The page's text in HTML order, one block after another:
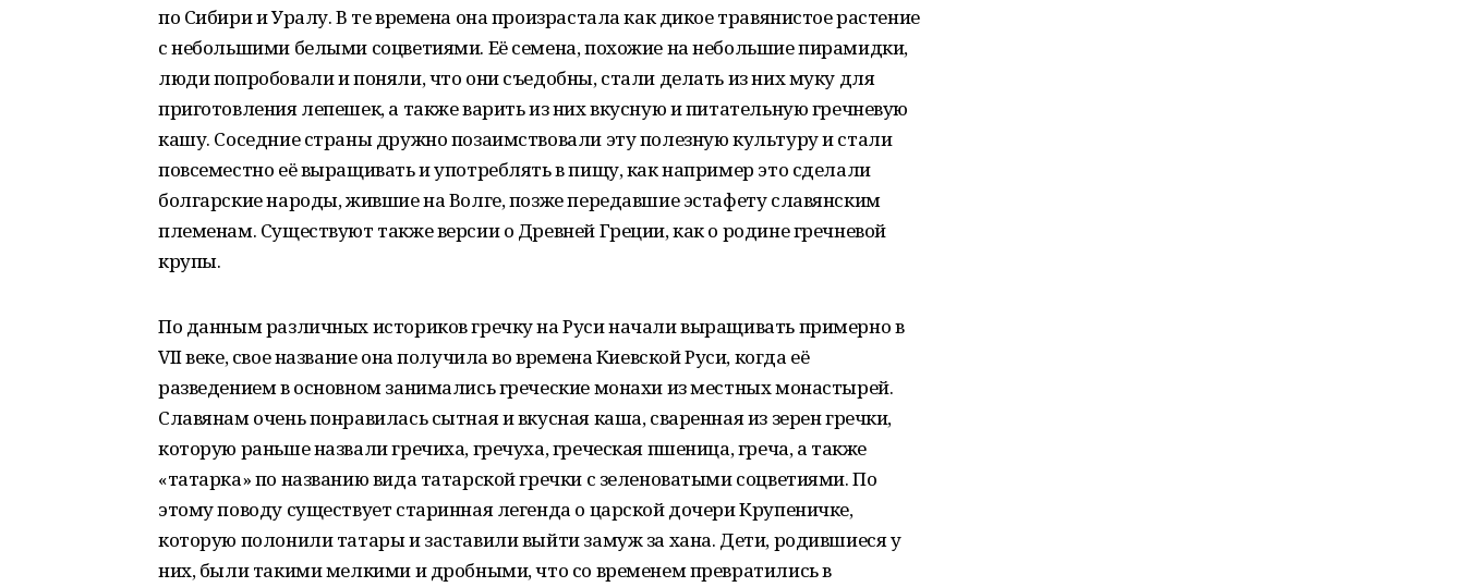
по Сибири и Уралу. В те времена она произрастала как дикое травянистое растение
с небольшими белыми соцветиями. Её семена, похожие на небольшие пирамидки,
люди попробовали и поняли, что они съедобны, стали делать из них муку для
приготовления лепешек, а также варить из них вкусную и питательную гречневую
кашу. Соседние страны дружно позаимствовали эту полезную культуру и стали
повсеместно её выращивать и употреблять в пищу, как например это сделали
болгарские народы, жившие на Волге, позже передавшие эстафету славянским
племенам. Существуют также версии о Древней Греции, как о родине гречневой
крупы.
По данным различных историков гречку на Руси начали выращивать примерно в
VII веке, свое название она получила во времена Киевской Руси, когда её
разведением в основном занимались греческие монахи из местных монастырей.
Славянам очень понравилась сытная и вкусная каша, сваренная из зерен гречки,
которую раньше назвали гречиха, гречуха, греческая пшеница, греча, а также
«татарка» по названию вида татарской гречки с зеленоватыми соцветиями. По
этому поводу существует старинная легенда о царской дочери Крупеничке,
которую полонили татары и заставили выйти замуж за хана. Дети, родившиеся у
них, были такими мелкими и дробными, что со временем превратились в